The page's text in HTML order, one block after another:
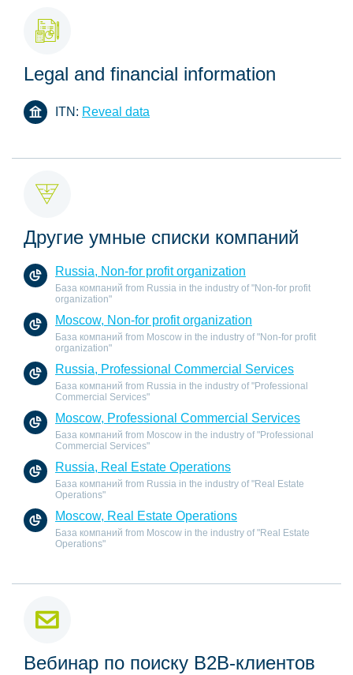
Legal and financial information
ITN: Reveal data
Другие умные списки компаний
Russia, Non-for profit organization
База компаний from Russia in the industry of "Non-for profit
organization"
Moscow, Non-for profit organization
База компаний from Moscow in the industry of "Non-for profit
organization"
Russia, Professional Commercial Services
База компаний from Russia in the industry of "Professional
Commercial Services"
Moscow, Professional Commercial Services
База компаний from Moscow in the industry of "Professional
Commercial Services"
Russia, Real Estate Operations
База компаний from Russia in the industry of "Real Estate
Operations"
Moscow, Real Estate Operations
База компаний from Moscow in the industry of "Real Estate
Operations"
Вебинар по поиску B2B-клиентов